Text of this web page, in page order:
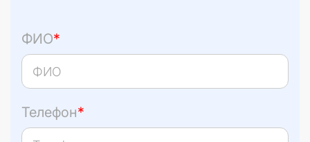
ФИО*
Телефон*